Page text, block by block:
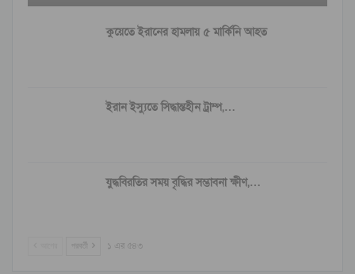
কুয়েতে ইরানের হামলায় ৫ মার্কিনি আহত
ইরান ইস্যুতে সিদ্ধান্তহীন ট্রাম্প,…
যুদ্ধবিরতির সময় বৃদ্ধির সম্ভাবনা ক্ষীণ,…
পরবর্তী ১ এর ৫৪৩